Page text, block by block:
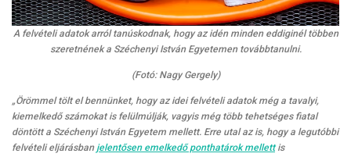
A felvételi adatok arról tanúskodnak, hogy az idén minden eddiginél többen
szeretnének a Széchenyi István Egyetemen továbbtanulni.
(Fotó: Nagy Gergely)
„Örömmel tölt el bennünket, hogy az idei felvételi adatok még a tavalyi,
kiemelkedő számokat is felülmúlják, vagyis még több tehetséges fiatal
döntött a Széchenyi István Egyetem mellett. Erre utal az is, hogy a legutóbbi
felvételi eljárásban jelentősen emelkedő ponthatárok mellettis